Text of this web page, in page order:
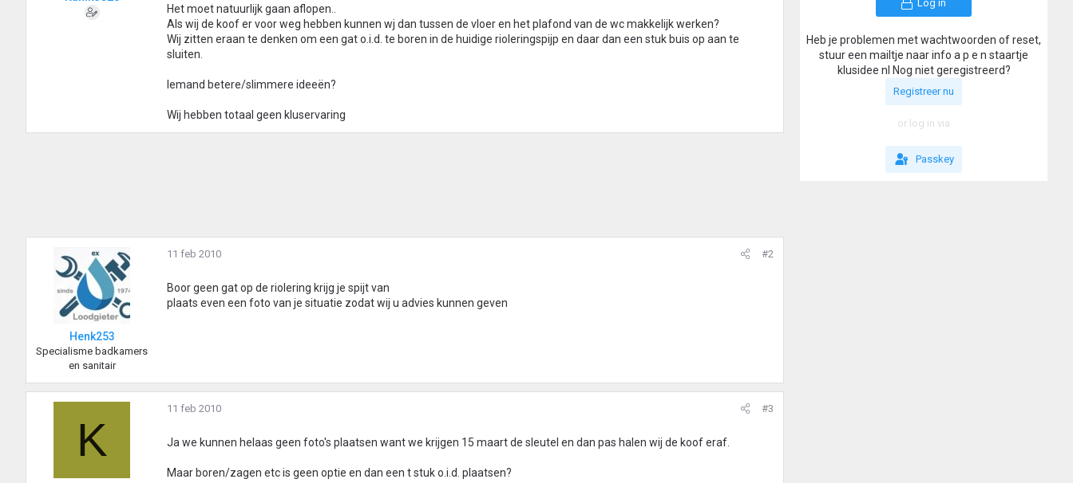
Het moet natuurlijk gaan aflopen..
Als wij de koof er voor weg hebben kunnen wj dan tussen de vloer en het plafond van de wc makkelijk werken?
Wij zitten eraan te denken om een gat o.i.d. te boren in de huidige rioleringspijp en daar dan een stuk buis op aan te
sluiten.
Iemand betere/slimmere ideeën?
Wij hebben totaal geen kluservaring
Henk253
Specialisme badkamers
en sanitair
11 feb 2010 #2
Boor geen gat op de riolering krijg je spijt van
plaats even een foto van je situatie zodat wij u advies kunnen geven
K
11 feb 2010 #3
Ja we kunnen helaas geen foto's plaatsen want we krijgen 15 maart de sleutel en dan pas halen wij de koof eraf.
Maar boren/zagen etc is geen optie en dan een t stuk o.i.d. plaatsen?
Log in
Heb je problemen met wachtwoorden of reset,
stuur een mailtje naar info a p e n staartje
klusidee nl Nog niet geregistreerd?
Registreer nu
or log in via
Passkey